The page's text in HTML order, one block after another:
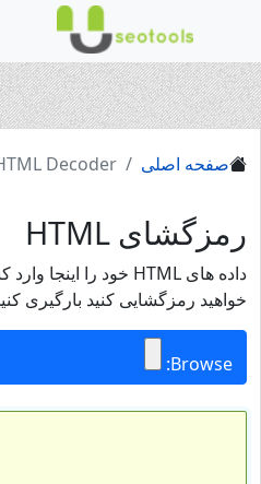
صفحه اصلی HTML Decoder
رمزگشای HTML
خواهید رمزگشایی کنید بارگیری کنید:
Browse: